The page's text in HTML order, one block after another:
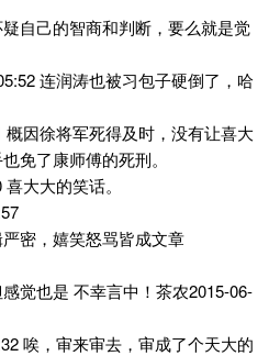
自己的智商和判断，要么就是觉
连润涛也被习包子硬倒了，哈
概因徐将军死得及时，没有让喜大
免了康师傅的死刑。
大大的笑话。
密，嬉笑怒骂皆成文章
觉也是 不幸言中！茶农2015-06-
唉，审来审去，审成了个天大的